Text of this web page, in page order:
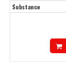
Substance